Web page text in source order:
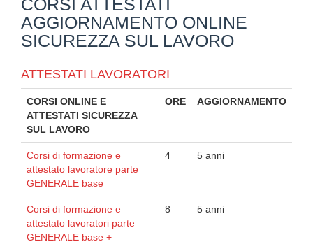
CORSI ATTESTATI
AGGIORNAMENTO ONLINE
SICUREZZA SUL LAVORO
ATTESTATI LAVORATORI
CORSI ONLINE E
ATTESTATI SICUREZZA
SUL LAVORO
ORE AGGIORNAMENTO
Corsi di formazione e
attestato lavoratore parte
GENERALE base
4 5 anni
Corsi di formazione e
attestato lavoratori parte
GENERALE base +
8 5 anni